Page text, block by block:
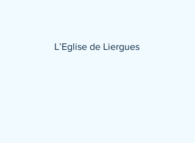
L’Eglise de Liergues